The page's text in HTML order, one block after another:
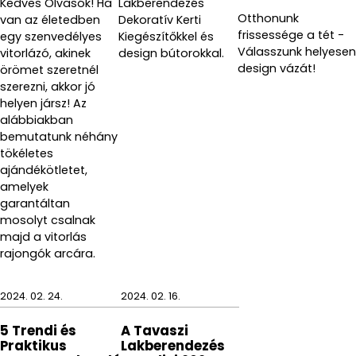
Kedves Olvasók! Ha
van az életedben
egy szenvedélyes
vitorlázó, akinek
örömet szeretnél
szerezni, akkor jó
helyen jársz! Az
alábbiakban
bemutatunk néhány
tökéletes
ajándékötletet,
amelyek
garantáltan
mosolyt csalnak
majd a vitorlás
rajongók arcára.
Lakberendezés
Dekoratív Kerti
Kiegészítőkkel és
design bútorokkal.
Otthonunk
frissessége a tét -
Válasszunk helyesen
design vázát!
2024. 02. 24.
5 Trendi és
Praktikus
2024. 02. 16.
A Tavaszi
Lakberendezés